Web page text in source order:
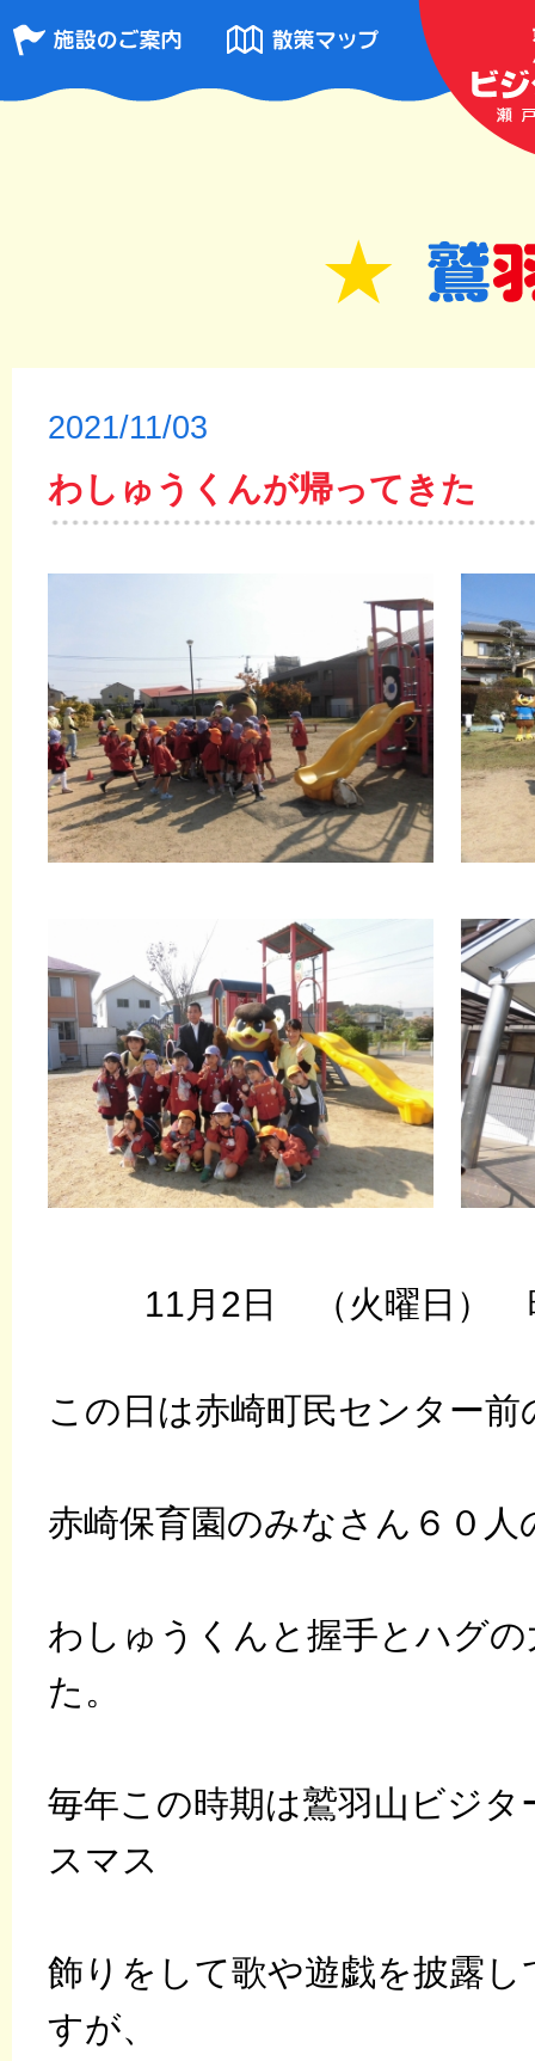
2021/11/03
わしゅうくんが帰ってきた
11月2日 （火曜日）
この日は赤崎町民センター
赤崎保育園のみなさん６０人
わしゅうくんと握手とハグ
た。
毎年この時期は鷲羽山ビジ
スマス
飾りをして歌や遊戯を披露
すが、